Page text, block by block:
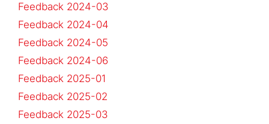
Feedback 2024-03
Feedback 2024-04
Feedback 2024-05
Feedback 2024-06
Feedback 2025-01
Feedback 2025-02
Feedback 2025-03